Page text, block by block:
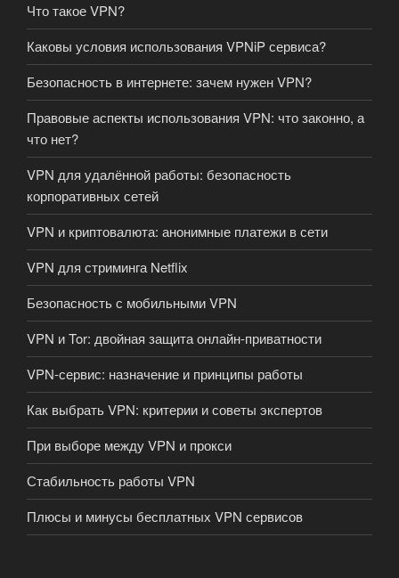
Что такое VPN?
Каковы условия использования VPNiP сервиса?
Безопасность в интернете: зачем нужен VPN?
Правовые аспекты использования VPN: что законно, а
что нет?
VPN для удалённой работы: безопасность
корпоративных сетей
VPN и криптовалюта: анонимные платежи в сети
VPN для стриминга Netflix
Безопасность с мобильными VPN
VPN и Tor: двойная защита онлайн-приватности
VPN-сервис: назначение и принципы работы
Как выбрать VPN: критерии и советы экспертов
При выборе между VPN и прокси
Стабильность работы VPN
Плюсы и минусы бесплатных VPN сервисов